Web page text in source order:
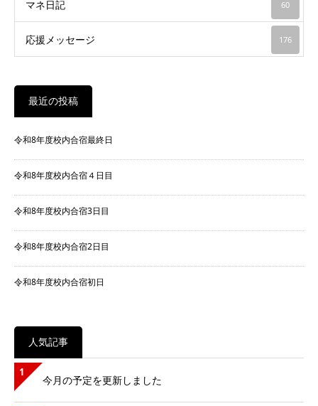
マネ日記 60
応援メッセージ 176
最近の投稿
令和8年度校内合宿最終日
令和8年度校内合宿４日目
令和8年度校内合宿3日目
令和8年度校内合宿2日目
令和8年度校内合宿初日
人気記事
1
今月の予定を更新しました